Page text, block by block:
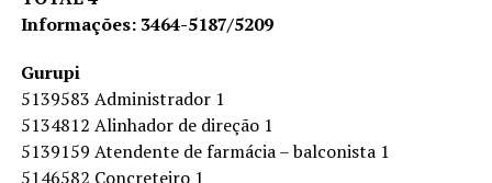
Informações: 3464-5187/5209
Gurupi
5139583 Administrador 1
5134812 Alinhador de direção 1
5139159 Atendente de farmácia – balconista 1
5146582 Concreteiro 1